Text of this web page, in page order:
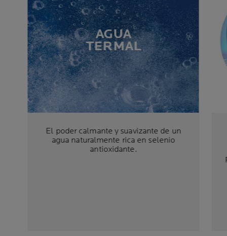
AGUA
TERMAL
El poder calmante y suavizante de un
agua naturalmente rica en selenio
antioxidante.